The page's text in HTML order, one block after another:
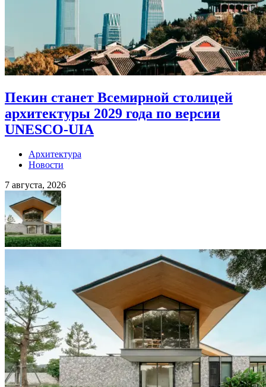
Пекин станет Всемирной столицей
архитектуры 2029 года по версии
UNESCO-UIA
Архитектура
Новости
7 августа, 2026